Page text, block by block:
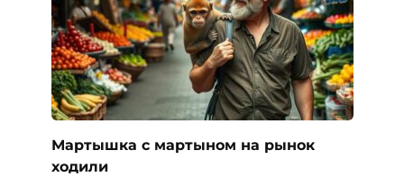
Мартышка с мартыном на рынок
ходили